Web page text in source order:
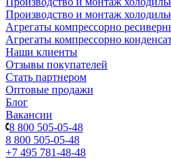
Производство и монтаж
Агрегаты компрессорно
Агрегаты компрессорно
Наши клиенты
Отзывы покупателей
Стать партнером
Оптовые продажи
Блог
Вакансии
8 800 505-05-48
8 800 505-05-48
+7 495 781-48-48